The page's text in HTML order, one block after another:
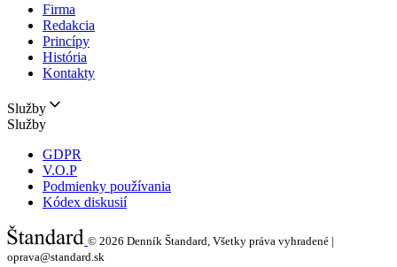
Firma
Redakcia
Princípy
História
Kontakty
Služby
Služby
GDPR
V.O.P
Podmienky používania
Kódex diskusií
© 2026 Denník Štandard, Všetky práva vyhradené |
oprava@standard.sk